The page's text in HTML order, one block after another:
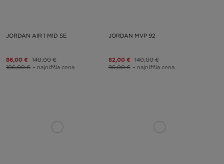
JORDAN AIR 1 MID SE
86,00 € 140,00 €
106,00 € – najnižšia cena
JORDAN MVP 92
82,00 € 140,00 €
96,00 € – najnižšia cena